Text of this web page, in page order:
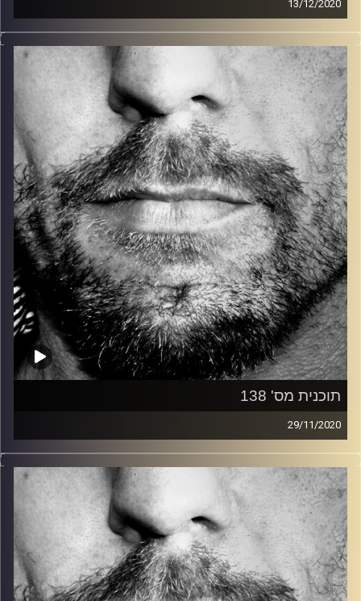
13/12/2020
זיפים, מוזיקה מחוספסת של הופעות חיות. הרבה ג'אם, רוק,
בלוז, bluegrass, ג'אז, Fאנק, פרוגרסיב ואפילו אלקטרוניקה.
כל מה שחי, אמיתי ונושם.
עם שמוליק רגב.
קרדיט תמונות: David Goehring
תוכנית מס' 138
29/11/2020
זיפים, מוזיקה מחוספסת של הופעות חיות. הרבה ג'אם, רוק,
בלוז, bluegrass, ג'אז, Fאנק, פרוגרסיב ואפילו אלקטרוניקה.
כל מה שחי, אמיתי ונושם.
עם שמוליק רגב.
קרדיט תמונות: David Goehring